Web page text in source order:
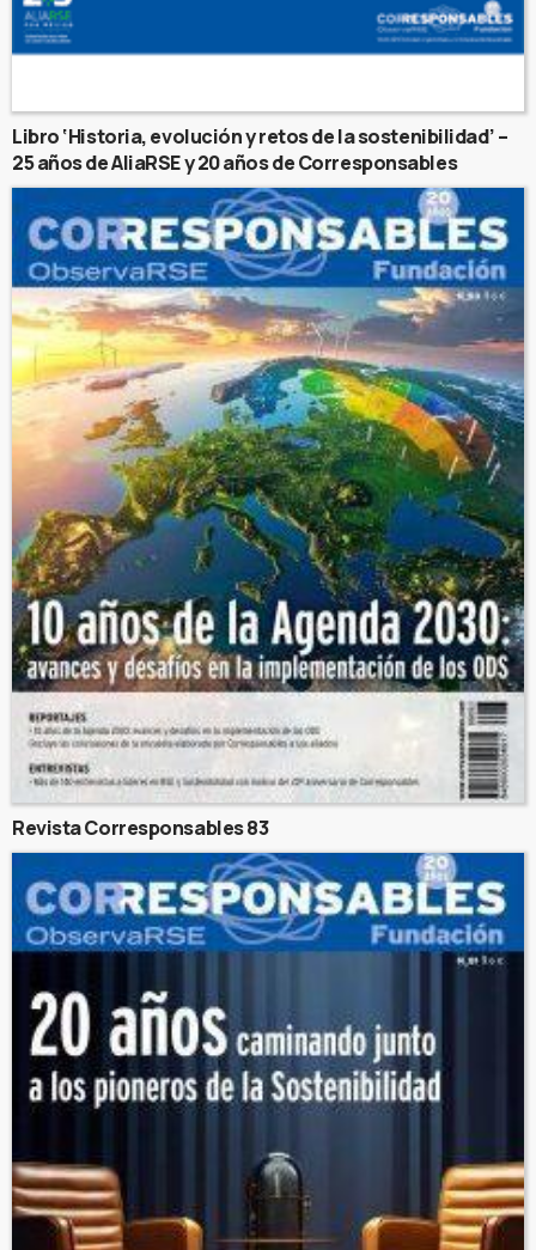
Libro ‘Historia, evolución y retos de la sostenibilidad’ –
25 años de AliaRSE y 20 años de Corresponsables
Revista Corresponsables 83